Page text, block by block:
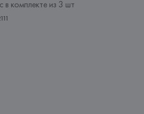
в комплекте из 3 шт